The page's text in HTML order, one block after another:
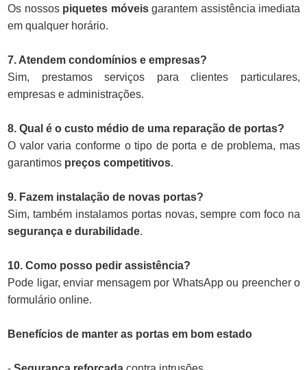
Os nossos piquetes móveisgarantem assistência imediata
em qualquer horário.
7. Atendem condomínios e empresas?
Sim, prestamos serviços para clientes particulares,
empresas e administrações.
8. Qual é o custo médio de uma reparação de portas?
O valor varia conforme o tipo de porta e de problema, mas
garantimos preços competitivos.
9. Fazem instalação de novas portas?
Sim, também instalamos portas novas, sempre com foco na
segurança e durabilidade.
10. Como posso pedir assistência?
Pode ligar, enviar mensagem por WhatsApp ou preencher o
formulário online.
Benefícios de manter as portas em bom estado